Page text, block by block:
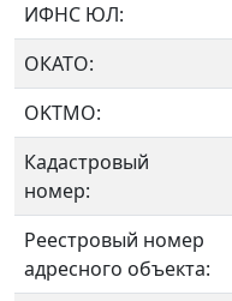
ИФНС ЮЛ:
ОКАТО:
OKTMO:
Кадастровый
номер:
Реестровый номер
адресного объекта: